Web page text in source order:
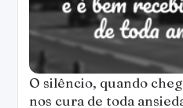
O silêncio, quando
nos cura de toda